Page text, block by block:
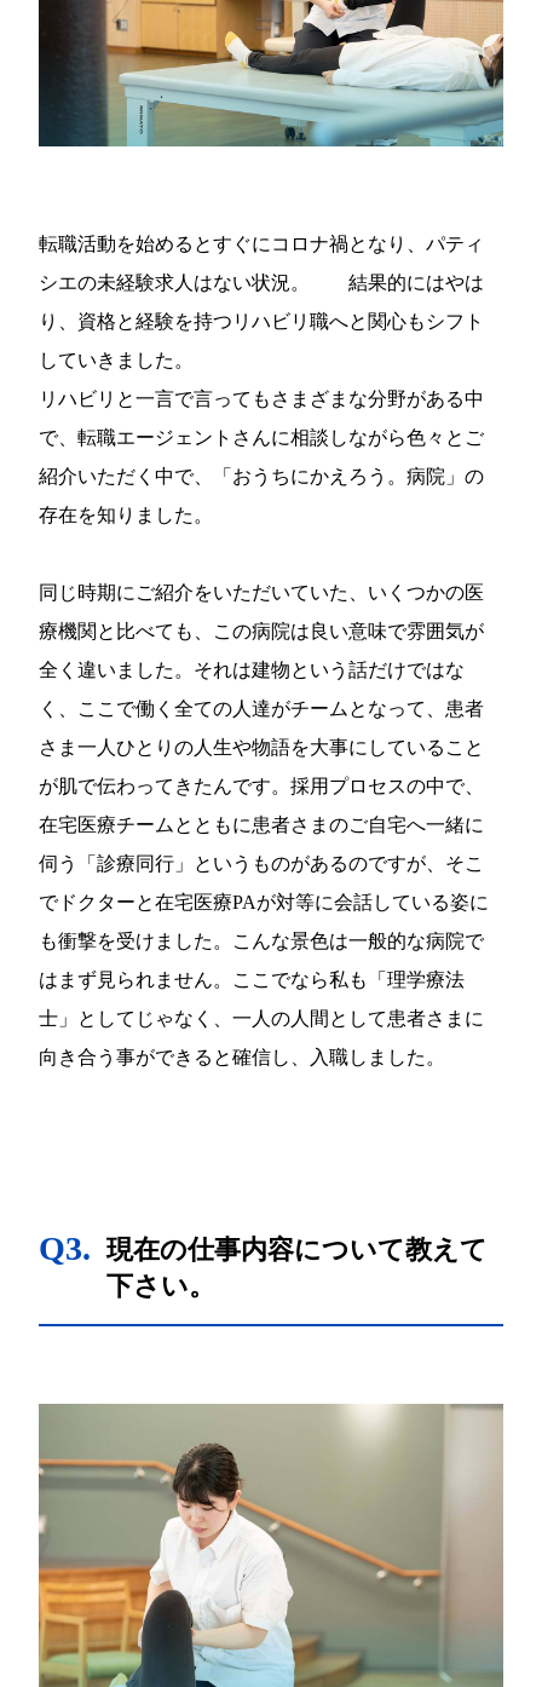
転職活動を始めるとすぐにコロナ禍となり、パティ
シエの未経験求人はない状況。 結果的にはやは
り、資格と経験を持つリハビリ職へと関心もシフト
していきました。
リハビリと一言で言ってもさまざまな分野がある中
で、転職エージェントさんに相談しながら色々とご
紹介いただく中で、「おうちにかえろう。病院」の
存在を知りました。
同じ時期にご紹介をいただいていた、いくつかの医
療機関と比べても、この病院は良い意味で雰囲気が
全く違いました。それは建物という話だけではな
く、ここで働く全ての人達がチームとなって、患者
さま一人ひとりの人生や物語を大事にしていること
が肌で伝わってきたんです。採用プロセスの中で、
在宅医療チームとともに患者さまのご自宅へ一緒に
伺う「診療同行」というものがあるのですが、そこ
でドクターと在宅医療PAが対等に会話している姿に
も衝撃を受けました。こんな景色は一般的な病院で
はまず見られません。ここでなら私も「理学療法
士」としてじゃなく、一人の人間として患者さまに
向き合う事ができると確信し、入職しました。
Q3. 現在の仕事内容について教えて
下さい。